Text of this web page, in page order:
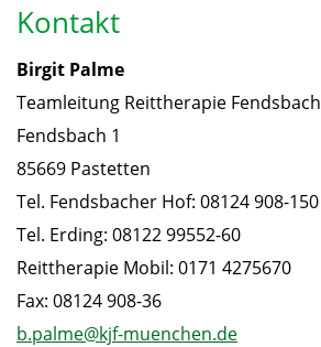
Kontakt
Birgit Palme
Teamleitung Reittherapie Fendsbach
Fendsbach 1
85669 Pastetten
Tel. Fendsbacher Hof: 08124 908-150
Tel. Erding: 08122 99552-60
Reittherapie Mobil: 0171 4275670
Fax: 08124 908-36
b.palme@kjf-muenchen.de